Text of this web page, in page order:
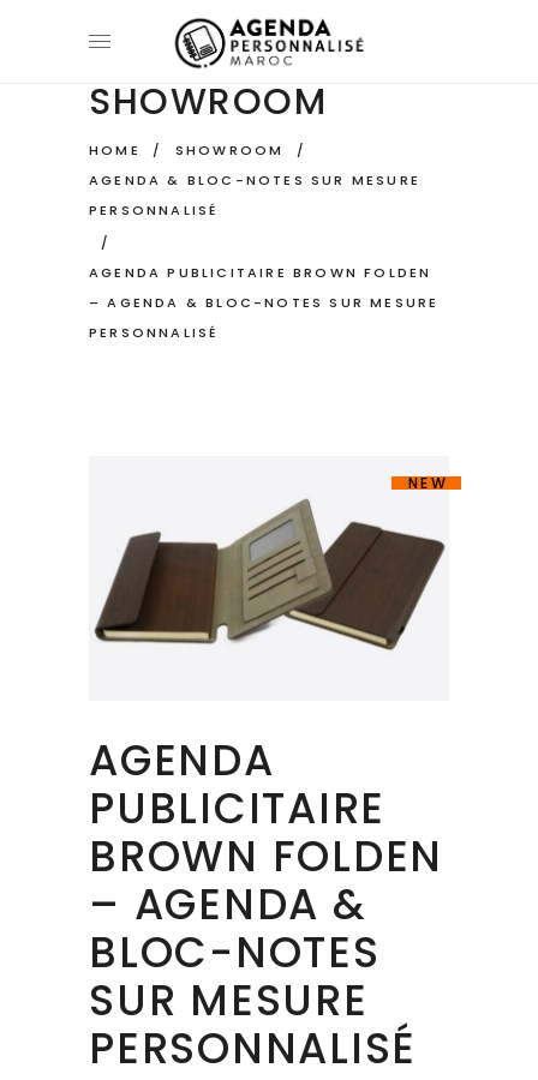
SHOWROOM
HOME / SHOWROOM
/
AGENDA & BLOC-NOTES SUR MESURE
PERSONNALISÉ
/
AGENDA PUBLICITAIRE BROWN FOLDEN
– AGENDA & BLOC-NOTES SUR MESURE
PERSONNALISÉ
NEW
AGENDA
PUBLICITAIRE
BROWN FOLDEN
– AGENDA &
BLOC-NOTES
SUR MESURE
PERSONNALISÉ